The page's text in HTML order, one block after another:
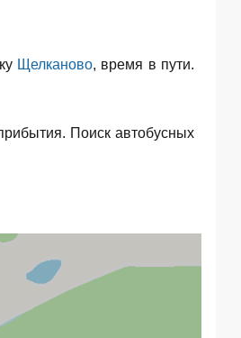
Щелканово, время в пути.
Поиск автобусных